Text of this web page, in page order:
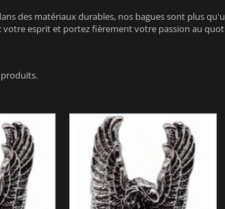
des matériaux durables, nos bagues sont plus
votre esprit et portez fièrement votre passion au
produits.